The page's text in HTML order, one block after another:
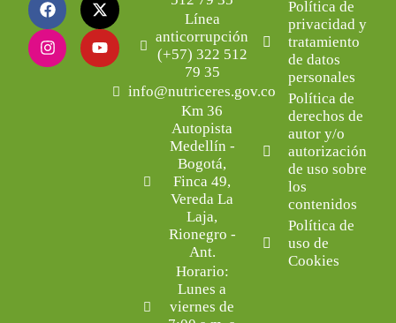
Línea
anticorrupción
(+57) 322 512
79 35
info@nutriceres.gov.co
Km 36
Autopista
Medellín -
Bogotá,
Finca 49,
Vereda La
Laja,
Rionegro -
Ant.
Horario:
Lunes a
viernes de
Política de
privacidad y
tratamiento
de datos
personales
Política de
derechos de
autor y/o
autorización
de uso sobre
los
contenidos
Política de
uso de
Cookies